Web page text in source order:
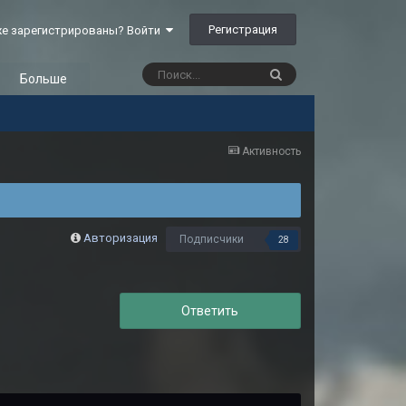
зарегистрированы? Войти Регистрация
Больше
Активность
Авторизация Подписчики 28
Ответить